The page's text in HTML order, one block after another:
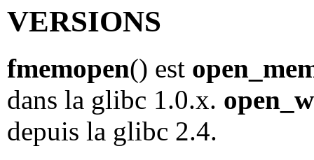
VERSIONS
fmemopen() est
dans la glibc 1.0.x.
depuis la glibc 2.4.